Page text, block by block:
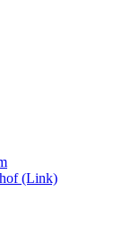
(Link)